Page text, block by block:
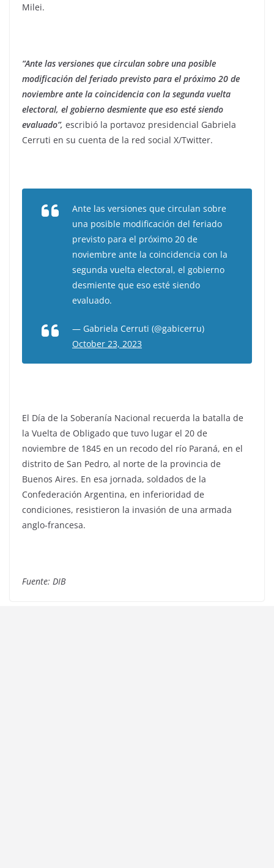
Milei.
“Ante las versiones que circulan sobre una posible
modificación del feriado previsto para el próximo 20 de
noviembre ante la coincidencia con la segunda vuelta
electoral, el gobierno desmiente que eso esté siendo
evaluado”, escribió la portavoz presidencial Gabriela
Cerruti en su cuenta de la red social X/Twitter.
Ante las versiones que circulan sobre
una posible modificación del feriado
previsto para el próximo 20 de
noviembre ante la coincidencia con la
segunda vuelta electoral, el gobierno
desmiente que eso esté siendo
evaluado.
— Gabriela Cerruti (@gabicerru)
October 23, 2023
El Día de la Soberanía Nacional recuerda la batalla de
la Vuelta de Obligado que tuvo lugar el 20 de
noviembre de 1845 en un recodo del río Paraná, en el
distrito de San Pedro, al norte de la provincia de
Buenos Aires. En esa jornada, soldados de la
Confederación Argentina, en inferioridad de
condiciones, resistieron la invasión de una armada
anglo-francesa.
Fuente: DIB